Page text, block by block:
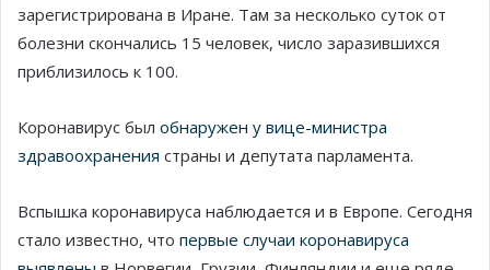
зарегистрирована в Иране. Там за несколько суток от
болезни скончались 15 человек, число заразившихся
приблизилось к 100.
Коронавирус был обнаружен у вице-министра
здравоохранения страны и депутата парламента.
Вспышка коронавируса наблюдается и в Европе. Сегодня
стало известно, что первые случаи коронавируса